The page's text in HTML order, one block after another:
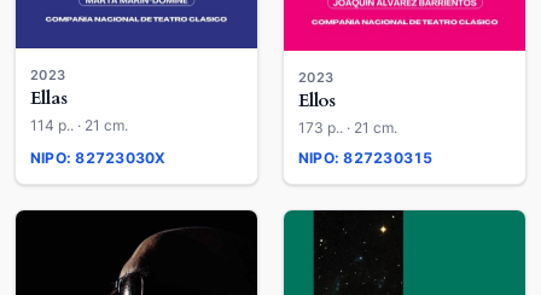
2023
Ellas
114 p.. · 21 cm.
NIPO: 82723030X
2023
Ellos
173 p.. · 21 cm.
NIPO: 827230315